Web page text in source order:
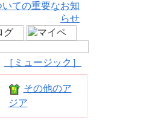
ての重要なお知
らせ
［ミュージック］
その他のア
ジア